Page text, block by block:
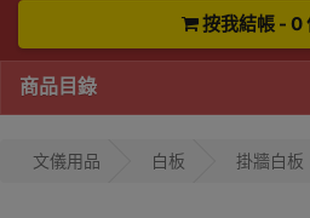
按我結帳 - 0
商品目錄
文儀用品 白板 掛牆白板